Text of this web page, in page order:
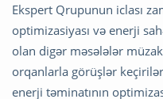
Ekspert Qrupunun iclası
optimizasiyası və enerji
olan digər məsələlər
orqanlarla görüşlər
enerji təminatının